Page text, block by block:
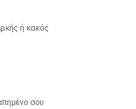
ή κακός
σου